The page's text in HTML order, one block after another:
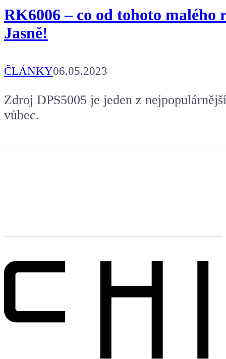
RK6006 – co od tohoto
Jasně!
ČLÁNKY06.05.2023
Zdroj DPS5005 je jeden z
vůbec.